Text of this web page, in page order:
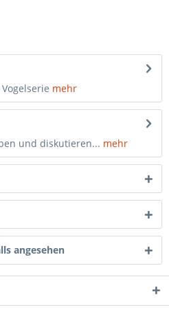
mehr
und diskutieren... mehr
angesehen